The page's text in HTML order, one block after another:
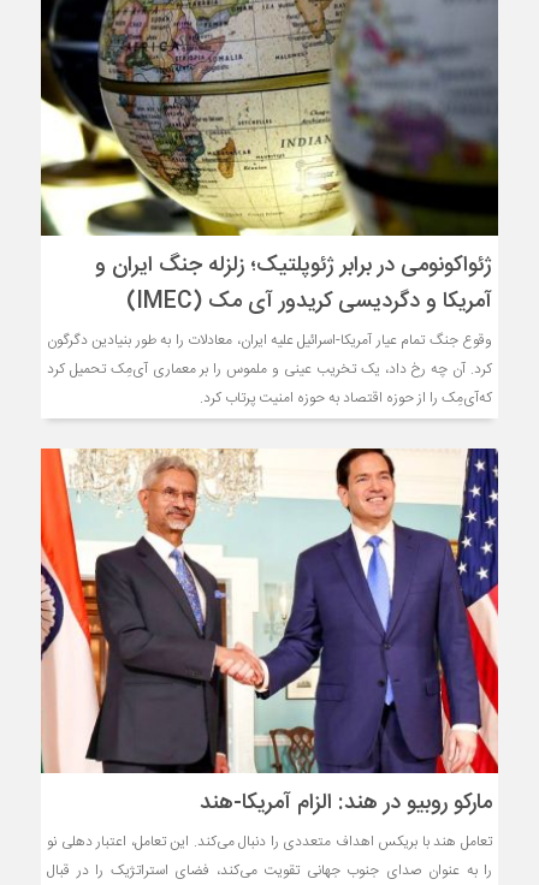
ژئواکونومی در برابر ژئوپلتیک؛ زلزله جنگ ایران و
آمریکا و دگردیسی کریدور آی مک (IMEC)
وقوع جنگ تمام عیار آمریکا-اسرائیل علیه ایران، معادلات را به طور بنیادین دگرگون
کرد. آن چه رخ داد، یک تخریب عینی و ملموس را بر معماری آی‌مِک تحمیل کرد
که‌آی‌مِک را از حوزه اقتصاد به حوزه امنیت پرتاب کرد.
مارکو روبیو در هند: الزام آمریکا-هند
تعامل هند با بریکس اهداف متعددی را دنبال می‌کند. این تعامل، اعتبار دهلی نو
را به عنوان صدای جنوب جهانی تقویت می‌کند، فضای استراتژیک را در قبال